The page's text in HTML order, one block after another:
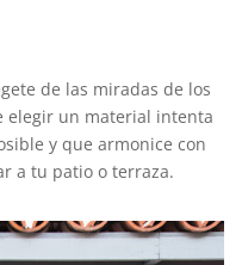
de las miradas de los
elegir un material intenta
y que armonice con
a tu patio o terraza.